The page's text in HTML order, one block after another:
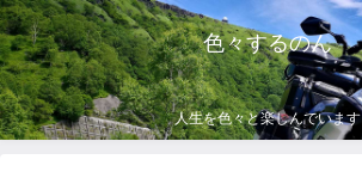
色々するのん
人生を色々と楽しんでいます